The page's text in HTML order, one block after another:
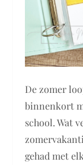
De zomer
binnenkort
school. Wat
gehad met